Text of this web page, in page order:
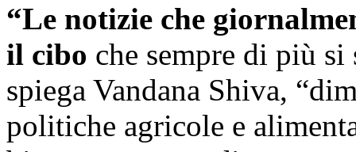
“Le notizie che
il cibo che sempre di più
spiega Vandana Shiva,
politiche agricole e